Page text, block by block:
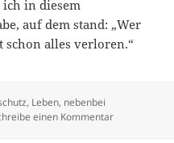
ich in diesem
auf dem stand: „Wer
schon alles verloren.“
, Leben, nebenbei
einen Kommentarzu Ein